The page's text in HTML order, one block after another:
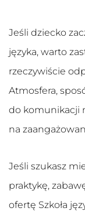
Jeśli dziecko
języka, warto
rzeczywiście
Atmosfera,
do komunikacji
na
Jeśli szukasz
praktykę,
ofertę Szkoła